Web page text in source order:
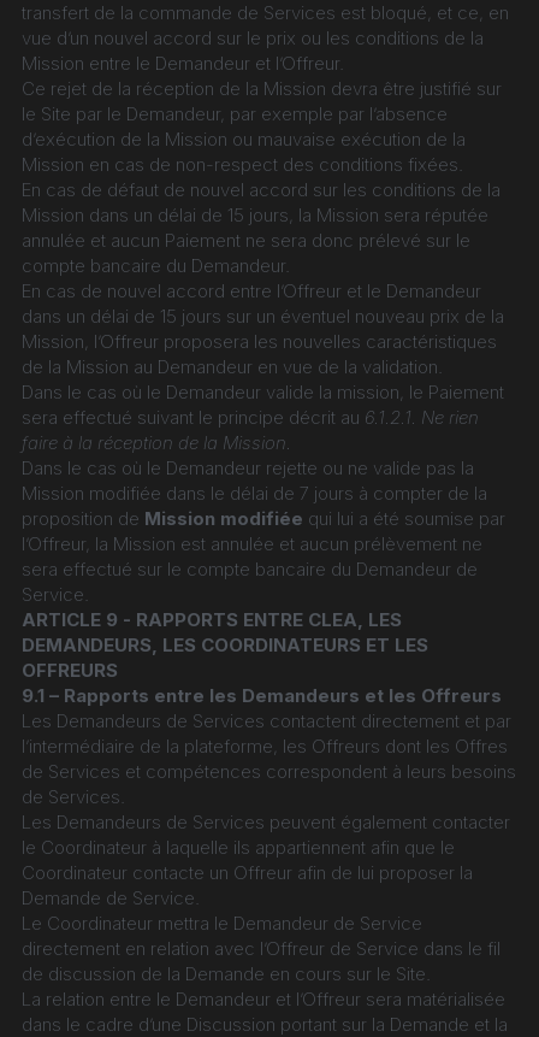
transfert de la commande de Services est bloqué, et ce, en
vue d’un nouvel accord sur le prix ou les conditions de la
Mission entre le Demandeur et l’Offreur.
Ce rejet de la réception de la Mission devra être justifié sur
le Site par le Demandeur, par exemple par l’absence
d’exécution de la Mission ou mauvaise exécution de la
Mission en cas de non-respect des conditions fixées.
En cas de défaut de nouvel accord sur les conditions de la
Mission dans un délai de 15 jours, la Mission sera réputée
annulée et aucun Paiement ne sera donc prélevé sur le
compte bancaire du Demandeur.
En cas de nouvel accord entre l’Offreur et le Demandeur
dans un délai de 15 jours sur un éventuel nouveau prix de la
Mission, l’Offreur proposera les nouvelles caractéristiques
de la Mission au Demandeur en vue de la validation.
Dans le cas où le Demandeur valide la mission, le Paiement
sera effectué suivant le principe décrit au 6.1.2.1. Ne rien
faire à la réception de la Mission.
Dans le cas où le Demandeur rejette ou ne valide pas la
Mission modifiée dans le délai de 7 jours à compter de la
proposition de Mission modifiée qui lui a été soumise par
l’Offreur, la Mission est annulée et aucun prélèvement ne
sera effectué sur le compte bancaire du Demandeur de
Service.
ARTICLE 9 - RAPPORTS ENTRE CLEA, LES
DEMANDEURS, LES COORDINATEURS ET LES
OFFREURS
9.1 – Rapports entre les Demandeurs et les Offreurs
Les Demandeurs de Services contactent directement et par
l’intermédiaire de la plateforme, les Offreurs dont les Offres
de Services et compétences correspondent à leurs besoins
de Services.
Les Demandeurs de Services peuvent également contacter
le Coordinateur à laquelle ils appartiennent afin que le
Coordinateur contacte un Offreur afin de lui proposer la
Demande de Service.
Le Coordinateur mettra le Demandeur de Service
directement en relation avec l’Offreur de Service dans le fil
de discussion de la Demande en cours sur le Site.
La relation entre le Demandeur et l’Offreur sera matérialisée
dans le cadre d’une Discussion portant sur la Demande et la